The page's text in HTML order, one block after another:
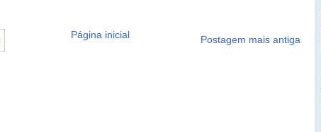
Postagem mais antiga
Página inicial